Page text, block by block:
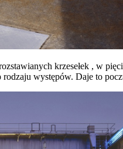
krzesełek , w
występów. Daje to